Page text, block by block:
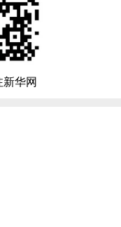
华网